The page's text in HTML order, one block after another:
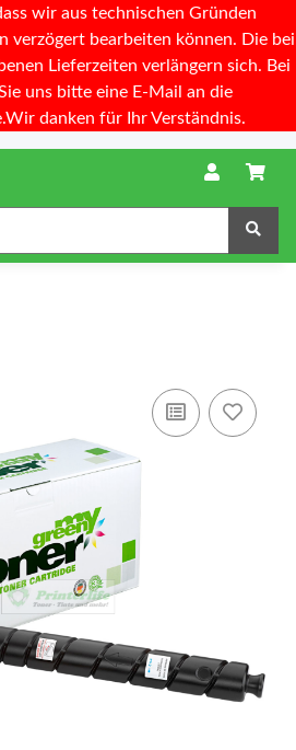
wir aus technischen Gründen
verzögert bearbeiten können. Die bei
Lieferzeiten verlängern sich. Bei
uns bitte eine E-Mail an die
danken für Ihr Verständnis.